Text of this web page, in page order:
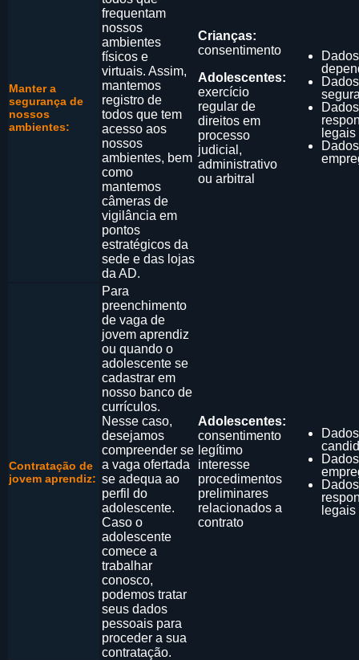
Manter a
segurança de
nossos
ambientes:
frequentam
nossos
ambientes
físicos e
virtuais. Assim,
mantemos
registro de
todos que tem
acesso aos
nossos
ambientes, bem
como
mantemos
câmeras de
vigilância em
pontos
estratégicos da
sede e das lojas
da AD.
Crianças:
consentimento
Adolescentes:
exercício
regular de
direitos em
processo
judicial,
administrativo
ou arbitral
legais
Contratação de
jovem aprendiz:
Para
preenchimento
de vaga de
jovem aprendiz
ou quando o
adolescente se
cadastrar em
nosso banco de
currículos.
Nesse caso,
desejamos
compreender se
a vaga ofertada
se adequa ao
perfil do
adolescente.
Caso o
adolescente
comece a
trabalhar
conosco,
podemos tratar
seus dados
pessoais para
proceder a sua
contratação.
Adolescentes:
consentimento
legítimo
interesse
procedimentos
preliminares
relacionados a
contrato
legais